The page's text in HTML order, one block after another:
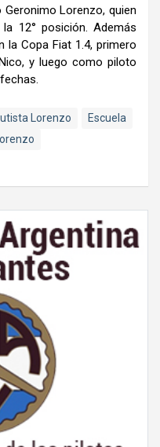
Lorenzo, quien
12° posición. Además
la Copa Fiat 1.4, primero
y luego como piloto
Lorenzo
Escuela